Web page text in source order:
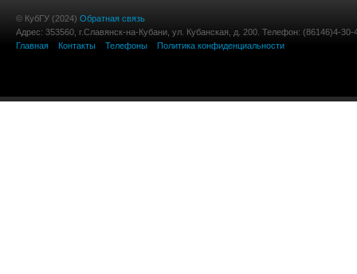
© КубГУ (2024) Обратная связь
Адрес: 353560, г.Славянск-на-Кубани, ул. Кубанская, д. 200. Телефон: (86146)4-30-
Главная
Контакты Телефоны Политика конфиденциальности